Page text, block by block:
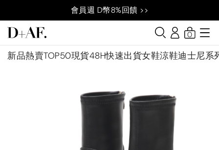
會員週 D幣8%回饋 >>
新品熱賣TOP50現貨48H快速出貨女鞋涼鞋迪士尼系
0